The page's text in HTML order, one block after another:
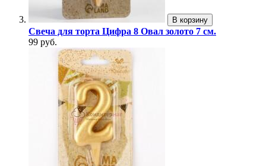
В корзину
Свеча для торта Цифра 8 Овал золото 7 см.
99 руб.